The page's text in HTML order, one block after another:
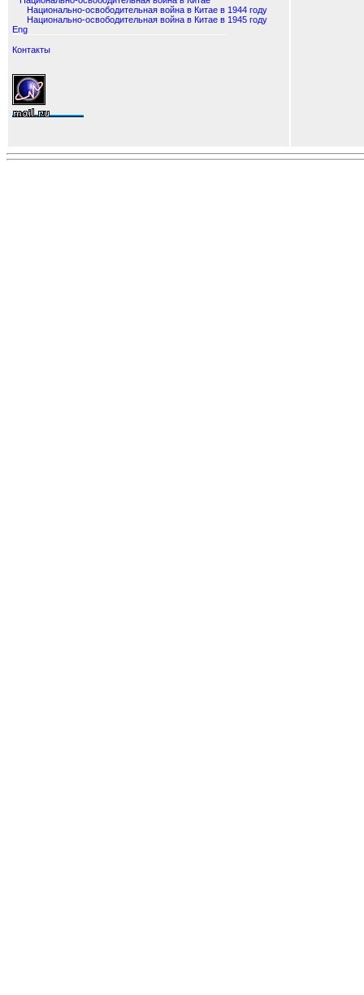
Национально-освободительная война в Китае в 1944 году
Национально-освободительная война в Китае в 1945 году
Eng
Контакты